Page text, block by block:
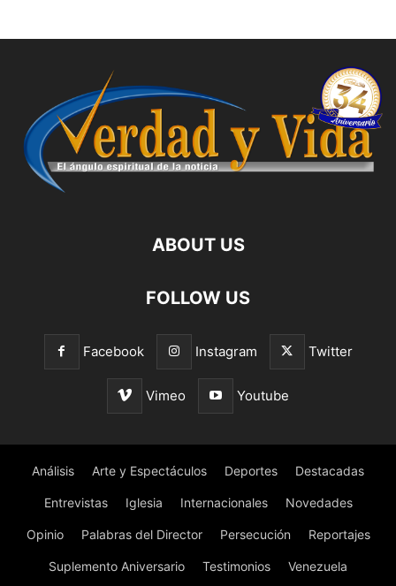
ABOUT US
FOLLOW US
Facebook Instagram Twitter
Vimeo Youtube
Análisis Arte y Espectáculos Deportes Destacadas
Entrevistas Iglesia Internacionales Novedades
Opinio Palabras del Director Persecución Reportajes
Suplemento Aniversario Testimonios Venezuela